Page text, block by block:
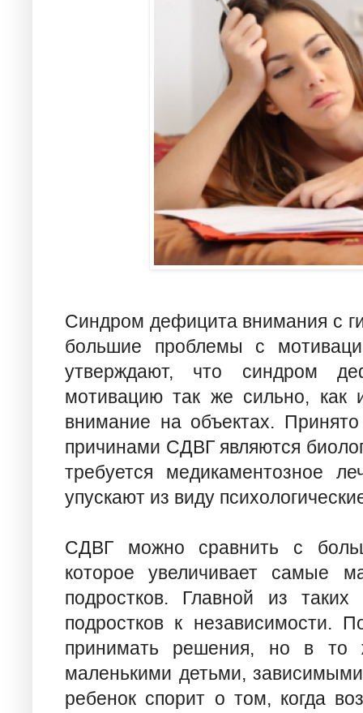
Синдром дефицита внимания с
большие проблемы с
утверждают, что синдром
мотивацию так же сильно, как
внимание на объектах.
причинами СДВГ являются
требуется медикаментозное
упускают из виду
СДВГ можно сравнить с
которое увеличивает самые
подростков. Главной из
подростков к независимости.
принимать решения, но в то
маленькими детьми,
ребенок спорит о том, когда